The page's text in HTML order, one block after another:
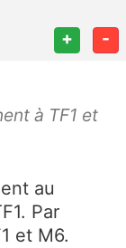
+ -
à TF1 et
au
Par
et M6.